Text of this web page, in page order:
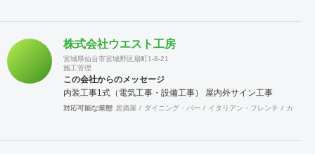
合は、全国組織の利点を生かしてますます活発に活動して行
ます。
株式会社ウエスト工房
宮城県仙台市宮城野区扇町1-8-21
施工管理
この会社からのメッセージ
内装工事1式（電気工事・設備工事） 屋内外サイン工事
対応可能な業態 居酒屋 ダイニング・バー イタリアン・フレンチ カフェ